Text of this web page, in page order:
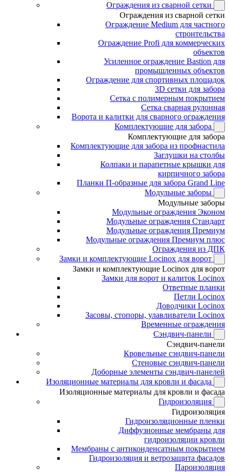
Ограждения из сварной сетки
Ограждения из сварной сетки
Ограждение Medium для частного
строительства
Ограждение Profi для коммерческих
объектов
Усиленное ограждение Bastion для
промышленных объектов
Ограждение для спортивных площадок
3D сетки для забора
Сетка с полимерным покрытием
Сетка сварная рулонная
Ворота и калитки для сварного ограждения
Комплектующие для забора
Комплектующие для забора
Комплектующие для забора из профнастила
Заглушки на столбы
Колпаки и парапетные крышки для
кирпичного забора
Планки П-образные для забора Grand Line
Модульные заборы
Модульные заборы
Модульные ограждения Эконом
Модульные ограждения Стандарт
Модульные ограждения Премиум
Модульные ограждения Премиум плюс
Ограждения из ДПК
Замки и комплектующие Locinox для ворот
Замки и комплектующие Locinox для ворот
Замки для ворот и калиток Locinox
Ответные планки
Петли Locinox
Доводчики Locinox
Засовы, стопоры, улавливатели Locinox
Временные ограждения
Сэндвич-панели
Сэндвич-панели
Кровельные сэндвич-панели
Стеновые сэндвич-панели
Доборные элементы сэндвич-панелей
Изоляционные материалы для кровли и фасада
Изоляционные материалы для кровли и фасада
Гидроизоляция
Гидроизоляция
Гидроизоляционные пленки
Диффузионные мембраны для
гидроизоляции кровли
Мембраны с антиконденсатным покрытием
Гидроизоляция и ветрозащита фасадов
Пароизоляция